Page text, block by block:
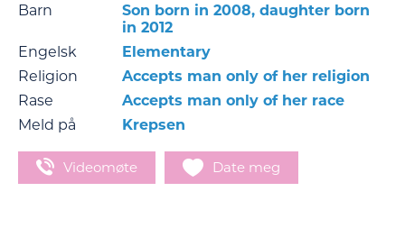
Barn
Son born in 2008, daughter born
in 2012
Engelsk
Elementary
Religion
Accepts man only of her religion
Rase
Accepts man only of her race
Meld på
Krepsen
Videomøte Date meg